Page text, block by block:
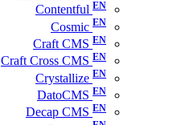
Contentful
Cosmic
Craft CMS
Craft Cross CMS
Crystallize
DatoCMS
Decap CMS